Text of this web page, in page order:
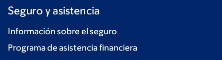
Seguro y asistencia
Información sobre el seguro
Programa de asistencia financiera